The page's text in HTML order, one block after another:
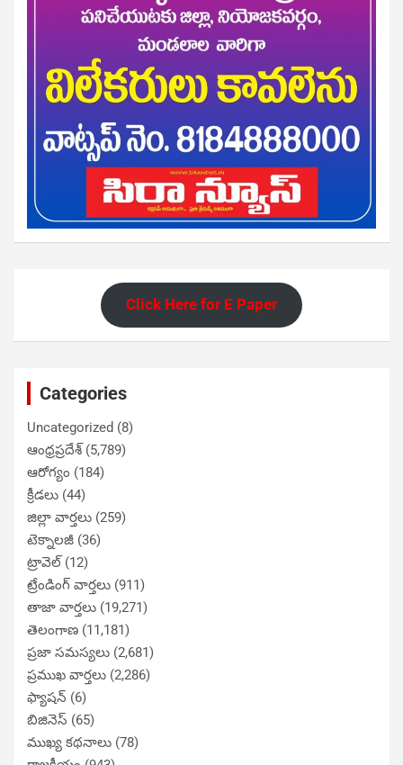
Click Here for E Paper
Categories
Uncategorized (8)
ఆంధ్రప్రదేశ్(5,789)
ఆరోగ్యం (184)
క్రీడలు (44)
జిల్లా వార్తలు (259)
టెక్నాలజీ (36)
ట్రావెల్(12)
ట్రేండింగ్ వార్తలు (911)
తాజా వార్తలు (19,271)
తెలంగాణ (11,181)
ప్రజా సమస్యలు (2,681)
ప్రముఖ వార్తలు (2,286)
ఫ్యాషన్ (6)
బిజినెస్ (65)
ముఖ్య కథనాలు (78)